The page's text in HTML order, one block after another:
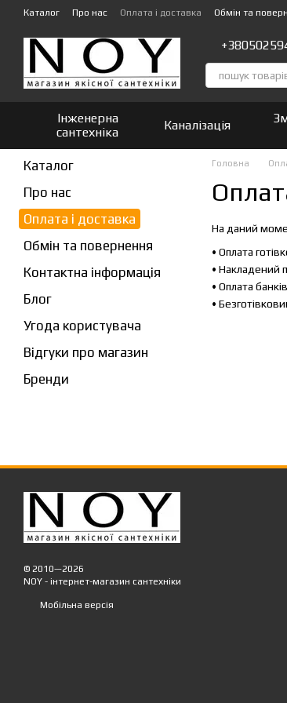
Перейти до основного контенту
Каталог Про нас Оплата і доставка Обмін та
Інженерна
сантехніка
Каналізація
Головна
На даний
• Оплата
• Накладений
• Оплата
•
Каталог
Про нас
Оплата і доставка
Обмін та повернення
Контактна інформація
Блог
Угода користувача
Відгуки про магазин
Бренди
© 2010—2026
NOY - інтернет-магазин сантехніки
Мобільна версія